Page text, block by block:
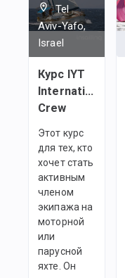
Tel
Aviv-Yafo,
Israel
Курс IYT
International
Crew
Этот курс
для тех, кто
хочет стать
активным
членом
экипажа на
моторной
или
парусной
яхте. Он